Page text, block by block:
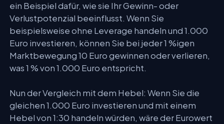
ein Beispiel dafür, wie sie Ihr Gewinn- oder
Verlustpotenzial beeinflusst. Wenn Sie
beispielsweise ohne Leverage handeln und 1.000
Euro investieren, können Sie bei jeder 1 %igen
Marktbewegung 10 Euro gewinnen oder verlieren,
was 1 % von 1.000 Euro entspricht.
Nun der Vergleich mit dem Hebel: Wenn Sie die
gleichen 1.000 Euro investieren und mit einem
Hebel von 1:30 handeln würden, wäre der Eurowert